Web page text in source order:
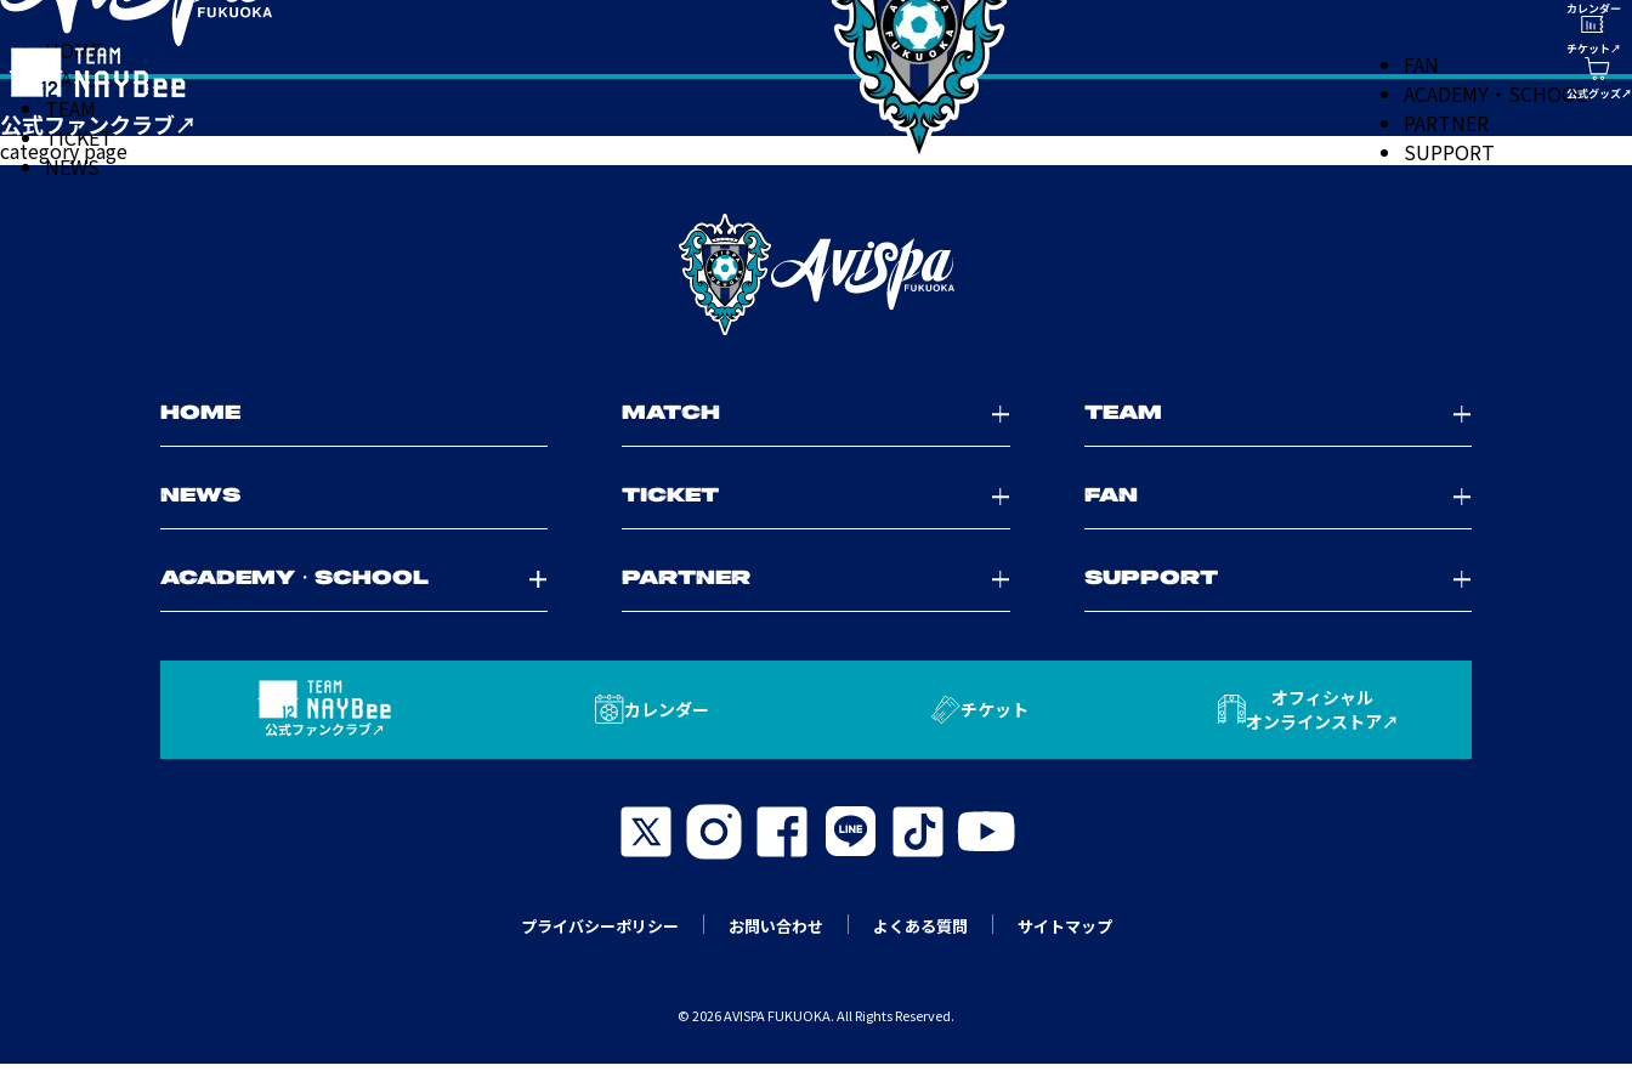
HOME
MATCH
TEAM
TICKET
NEWS
FAN
ACADEMY・SCHOOL
PARTNER
SUPPORT
category page
HOME MATCH TEAM
NEWS TICKET FAN
ACADEMY・SCHOOL PARTNER SUPPORT
公式ファンクラブ
カレンダー チケット
オフィシャル
オンラインストア
プライバシーポリシー お問い合わせ よくある質問 サイトマップ
© 2026 AVISPA FUKUOKA. All Rights Reserved.